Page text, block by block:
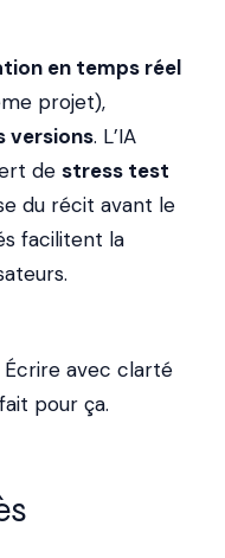
en temps réel
projet),
versions. L’IA
de stress test
du récit avant le
facilitent la
Écrire avec clarté
pour ça.